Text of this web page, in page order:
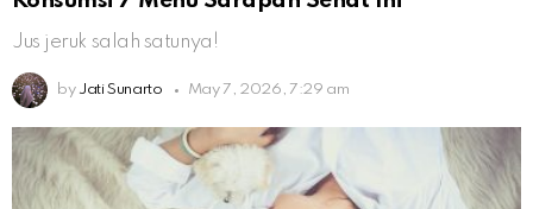
Jus jeruk salah satunya!
by Jati Sunarto May 7, 2026, 7:29 am